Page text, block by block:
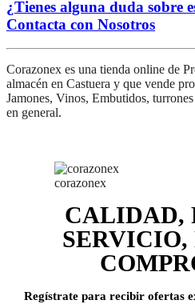
¿Tienes alguna duda sobre
Contacta con Nosotros
Corazonex es una tienda online de
almacén en Castuera y que vende
Jamones, Vinos, Embutidos,
en general.
corazonex
CALIDAD,
SERVICIO,
Regístrate para recibir ofertas